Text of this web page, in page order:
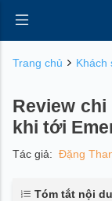
Trang chủ Khách
Review
khi tới
Tác giả: Đặng
Tóm tắt nội